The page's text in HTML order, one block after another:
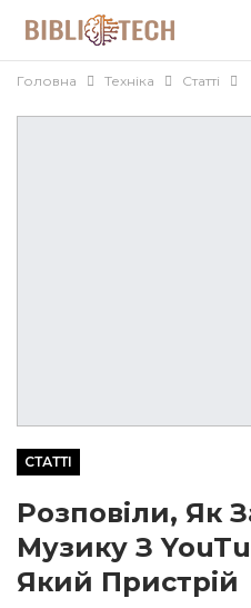
Головна Техніка Статті
СТАТТІ
Розповіли, Як
Музику З
Який Пристрій